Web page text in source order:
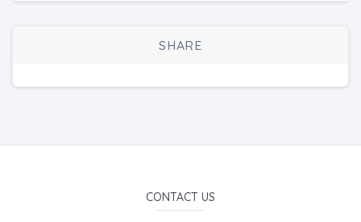
SHARE
CONTACT US